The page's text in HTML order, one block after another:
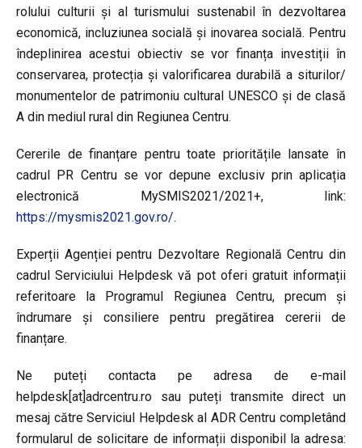
rolului culturii și al turismului sustenabil în dezvoltarea
economică, incluziunea socială și inovarea socială. Pentru
îndeplinirea acestui obiectiv se vor finanța investiții în
conservarea, protecția și valorificarea durabilă a siturilor/
monumentelor de patrimoniu cultural UNESCO și de clasă
A din mediul rural din Regiunea Centru.
Cererile de finanțare pentru toate prioritățile lansate în
cadrul PR Centru se vor depune exclusiv prin aplicația
electronică MySMIS2021/2021+, link:
https://mysmis2021.gov.ro/.
Experții Agenției pentru Dezvoltare Regională Centru din
cadrul Serviciului Helpdesk vă pot oferi gratuit informații
referitoare la Programul Regiunea Centru, precum și
îndrumare și consiliere pentru pregătirea cererii de
finanțare.
Ne puteți contacta pe adresa de e-mail
helpdesk[at]adrcentru.ro sau puteți transmite direct un
mesaj către Serviciul Helpdesk al ADR Centru completând
formularul de solicitare de informații disponibil la adresa: